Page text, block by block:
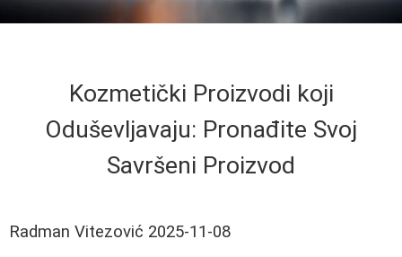
Kozmetički Proizvodi koji
Oduševljavaju: Pronađite Svoj
Savršeni Proizvod
Radman Vitezović 2025-11-08